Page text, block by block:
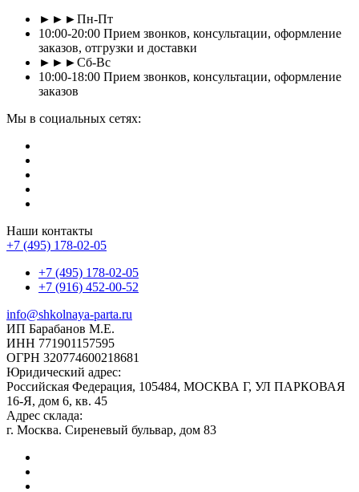
►►►Пн-Пт
10:00-20:00 Прием звонков, консультации, оформление
заказов, отгрузки и доставки
►►►Сб-Вс
10:00-18:00 Прием звонков, консультации, оформление
заказов
Мы в социальных сетях:
Наши контакты
+7 (495) 178-02-05
+7 (495) 178-02-05
+7 (916) 452-00-52
info@shkolnaya-parta.ru
ИП Барабанов М.Е.
ИНН 771901157595
ОГРН 320774600218681
Юридический адрес:
Российская Федерация, 105484, МОСКВА Г, УЛ ПАРКОВАЯ
16-Я, дом 6, кв. 45
Адрес склада:
г. Москва. Сиреневый бульвар, дом 83